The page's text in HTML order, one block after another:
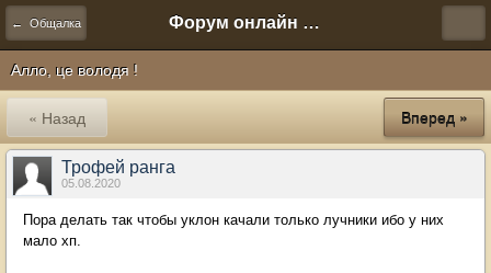
← Общалка Форум онлайн игры "Новая Эра" (Нюра Биз)
Алло, це володя !
« Назад Вперед »
Трофей ранга
05.08.2020
Пора делать так чтобы уклон качали только лучники ибо у них
мало хп.